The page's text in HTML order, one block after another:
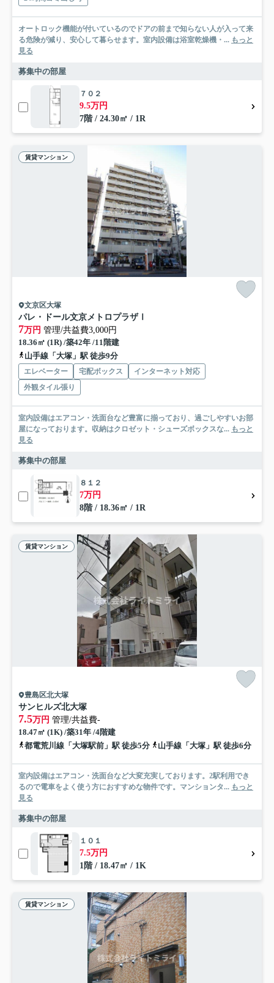
オートロック機能が付いているのでドアの前まで知らない人が入って来
る危険が減り、安心して暮らせます。室内設備は浴室乾燥機・... もっと
見る
募集中の部屋
７０２
9.5万円
7階 / 24.30㎡ / 1R
賃貸マンション
文京区大塚
パレ・ドール文京メトロプラザⅠ
7万円 管理/共益費3,000円
18.36㎡ (1R) /築42年 /11階建
山手線「大塚」駅 徒歩9分
エレベーター 宅配ボックス
インターネット対応
外観タイル張り
室内設備はエアコン・洗面台など豊富に揃っており、過ごしやすいお部
屋になっております。収納はクロゼット・シューズボックスな... もっと
見る
募集中の部屋
８１２
7万円
8階 / 18.36㎡ / 1R
賃貸マンション
豊島区北大塚
サンヒルズ北大塚
7.5万円 管理/共益費-
18.47㎡ (1K) /築31年 /4階建
都電荒川線「大塚駅前」駅 徒歩5分
山手線「大塚」駅 徒歩6分
室内設備はエアコン・洗面台など大変充実しております。2駅利用でき
るので電車をよく使う方におすすめな物件です。マンションタ... もっと
見る
募集中の部屋
１０１
7.5万円
1階 / 18.47㎡ / 1K
賃貸マンション